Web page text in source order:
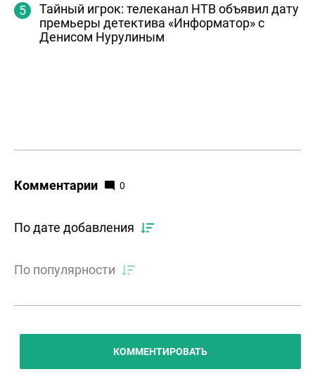
Тайный игрок: телеканал НТВ объявил дату
премьеры детектива «Информатор» с
Денисом Нурулиным
Комментарии 0
По дате добавления
По популярности
КОММЕНТИРОВАТЬ